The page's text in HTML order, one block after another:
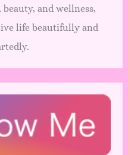
and wellness,
life beautifully and